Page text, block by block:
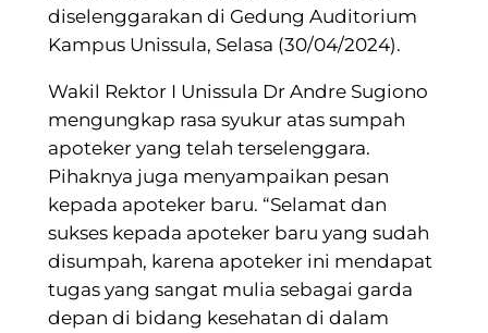
diselenggarakan di Gedung Auditorium
Kampus Unissula, Selasa (30/04/2024).
Wakil Rektor I Unissula Dr Andre Sugiono
mengungkap rasa syukur atas sumpah
apoteker yang telah terselenggara.
Pihaknya juga menyampaikan pesan
kepada apoteker baru. “Selamat dan
sukses kepada apoteker baru yang sudah
disumpah, karena apoteker ini mendapat
tugas yang sangat mulia sebagai garda
depan di bidang kesehatan di dalam